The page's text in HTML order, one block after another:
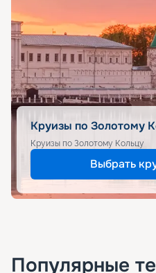
Круизы по Золотому
Круизы по Золотому Кольцу
Выбрать
Популярные